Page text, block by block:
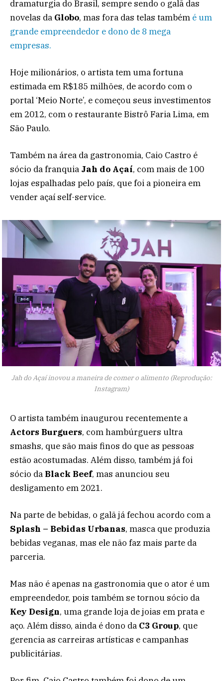
dramaturgia do Brasil, sempre sendo o galã das
novelas da Globo, mas fora das telas também é um
grande empreendedor e dono de 8 mega
empresas.
Hoje milionários, o artista tem uma fortuna
estimada em R$185 milhões, de acordo com o
portal ‘Meio Norte’, e começou seus investimentos
em 2012, com o restaurante Bistrô Faria Lima, em
São Paulo.
Também na área da gastronomia, Caio Castro é
sócio da franquia Jah do Açaí, com mais de 100
lojas espalhadas pelo país, que foi a pioneira em
vender açaí self-service.
Jah do Açaí inovou a maneira de comer o alimento (Reprodução:
Instagram)
O artista também inaugurou recentemente a
Actors Burguers, com hambúrguers ultra
smashs, que são mais finos do que as pessoas
estão acostumadas. Além disso, também já foi
sócio da Black Beef, mas anunciou seu
desligamento em 2021.
Na parte de bebidas, o galã já fechou acordo com a
Splash – Bebidas Urbanas, masca que produzia
bebidas veganas, mas ele não faz mais parte da
parceria.
Mas não é apenas na gastronomia que o ator é um
empreendedor, pois também se tornou sócio da
Key Design, uma grande loja de joias em prata e
aço. Além disso, ainda é dono da C3 Group, que
gerencia as carreiras artísticas e campanhas
publicitárias.